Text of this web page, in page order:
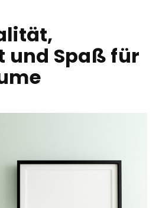
2017
und Spaß für